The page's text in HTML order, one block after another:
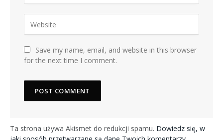
Save my name, email, and website in this browser
for the next time I comment.
Ta strona używa Akismet do redukcji spamu. Dowiedz się, w